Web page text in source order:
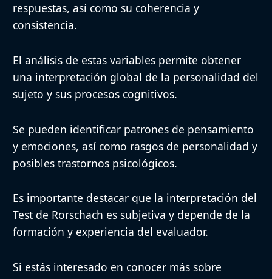
respuestas, así como su coherencia y
consistencia.
El análisis de estas variables permite obtener
una interpretación global de la personalidad del
sujeto y sus procesos cognitivos.
Se pueden identificar patrones de pensamiento
y emociones, así como rasgos de personalidad y
posibles trastornos psicológicos.
Es importante destacar que la interpretación del
Test de Rorschach es subjetiva y depende de la
formación y experiencia del evaluador.
Si estás interesado en conocer más sobre